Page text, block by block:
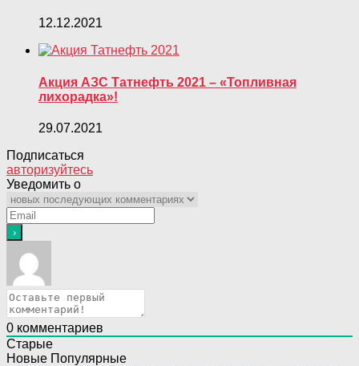
12.12.2021
Акция АЗС Татнефть 2021 – «Топливная
лихорадка»!
29.07.2021
Подписаться
авторизуйтесь
Уведомить о
0 комментариев
Старые
Новые Популярные